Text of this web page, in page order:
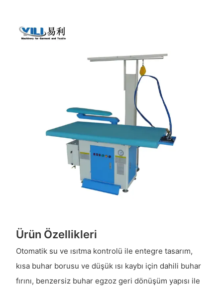
Ürün Özellikleri
Otomatik su ve ısıtma kontrolü ile entegre tasarım,
kısa buhar borusu ve düşük ısı kaybı için dahili buhar
fırını, benzersiz buhar egzoz geri dönüşüm yapısı ile